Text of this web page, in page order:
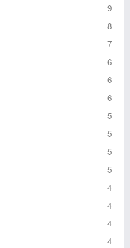
9
8
7
6
6
6
5
5
5
5
4
4
4
4